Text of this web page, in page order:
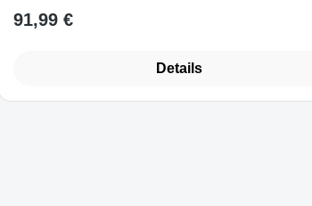
Regulärer Preis:
91,99 €
Details